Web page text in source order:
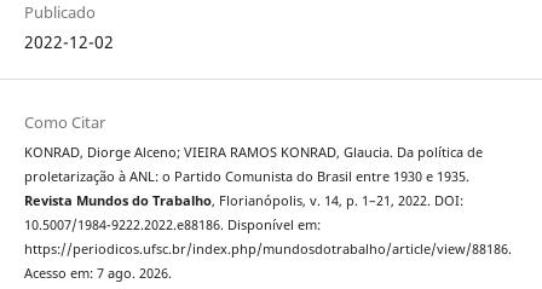
Publicado
2022-12-02
Como Citar
KONRAD, Diorge Alceno; VIEIRA RAMOS KONRAD, Glaucia. Da política de
proletarização à ANL: o Partido Comunista do Brasil entre 1930 e 1935.
Revista Mundos do Trabalho, Florianópolis, v. 14, p. 1–21, 2022. DOI:
10.5007/1984-9222.2022.e88186. Disponível em:
https://periodicos.ufsc.br/index.php/mundosdotrabalho/article/view/88186.
Acesso em: 7 ago. 2026.